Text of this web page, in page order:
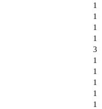
1
1
1
1
3
1
1
1
1
1